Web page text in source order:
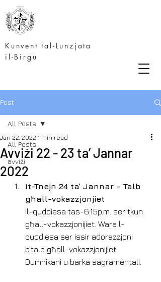
Kunvent tal-Lunzjata
il-Birgu
Post
All Posts
avviżi
All Posts
Avviżi 22 - 23 ta’ Jannar
2022
Jan 22, 2022 1 min read
It-Tnejn 24 ta’ Jannar – Talb
għall-vokazzjonjiet
Il-quddiesa tas-6:15p.m. ser tkun
għall-vokazzjonijiet. Wara l-
quddiesa ser issir adorazzjoni
b’talb għall-vokazzjonijiet
Dumnikani u barka sagramentali.